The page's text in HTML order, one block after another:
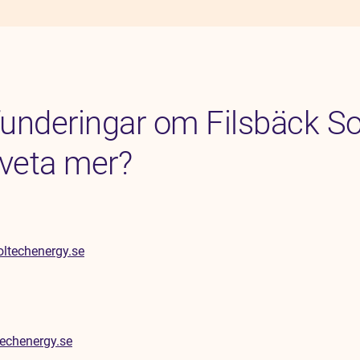
om Filsbäck
mer?